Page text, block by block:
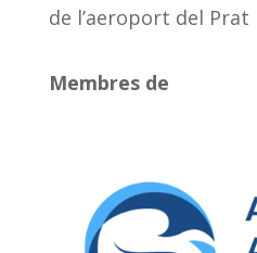
de l’aeroport del Prat
Membres de